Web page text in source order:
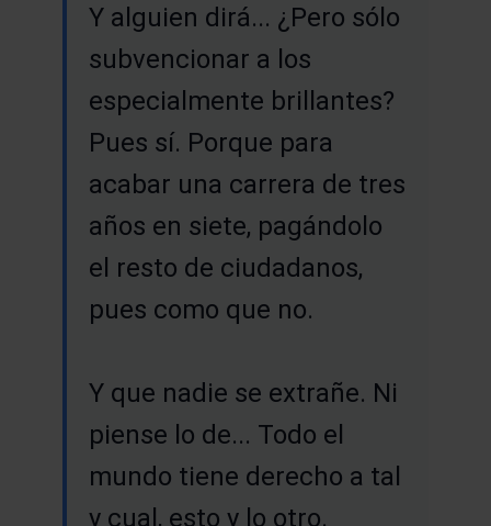
Y alguien dirá... ¿Pero sólo
subvencionar a los
especialmente brillantes?
Pues sí. Porque para
acabar una carrera de tres
años en siete, pagándolo
el resto de ciudadanos,
pues como que no.
Y que nadie se extrañe. Ni
piense lo de... Todo el
mundo tiene derecho a tal
y cual, esto y lo otro.